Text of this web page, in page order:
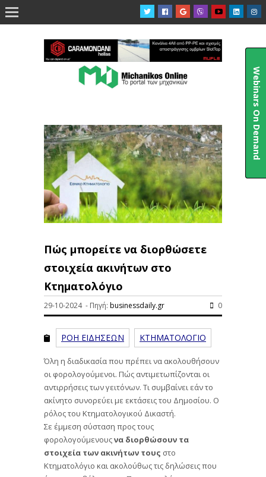

Πώς μπορείτε να διορθώσετε
στοιχεία ακινήτων στο
Κτηματολόγιο
29-10-2024 - Πηγή: businessdaily.gr 0
ΡΟΗ ΕΙΔΗΣΕΩΝ ΚΤΗΜΑΤΟΛΟΓΙΟ
Όλη η διαδικασία που πρέπει να ακολουθήσουν
οι φορολογούμενοι. Πώς αντιμετωπίζονται οι
αντιρρήσεις των γειτόνων. Τι συμβαίνει εάν το
ακίνητο συνορεύει με εκτάσεις του Δημοσίου. Ο
ρόλος του Κτηματολογικού Δικαστή.
Σε έμμεση σύσταση προς τους
φορολογούμενουςνα διορθώσουν τα
στοιχεία των ακινήτων τους στο
Κτηματολόγιο και ακολούθως τις δηλώσεις που
Webinars On Demand